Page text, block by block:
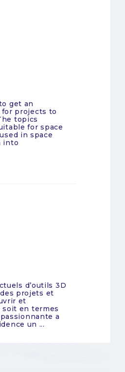
get an
projects to
topics
for space
in space
into
d’outils 3D
projets et
et
soit en termes
a
un ...